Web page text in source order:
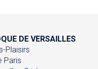
DE VERSAILLES
Plaisirs
Paris